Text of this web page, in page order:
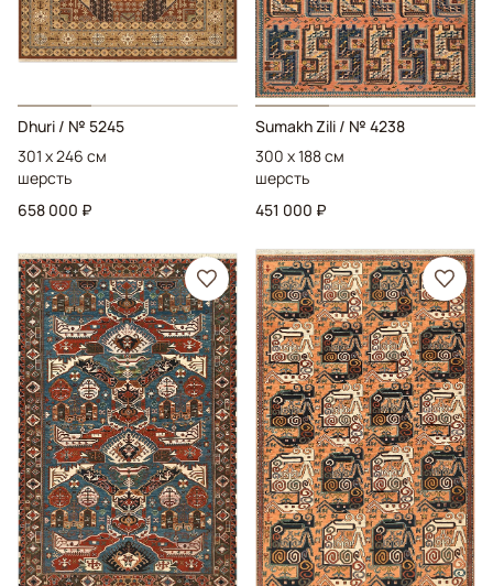
Dhuri / № 5245
301 x 246 см
шерсть
658 000 ₽
Sumakh Zili / № 4238
300 x 188 см
шерсть
451 000 ₽